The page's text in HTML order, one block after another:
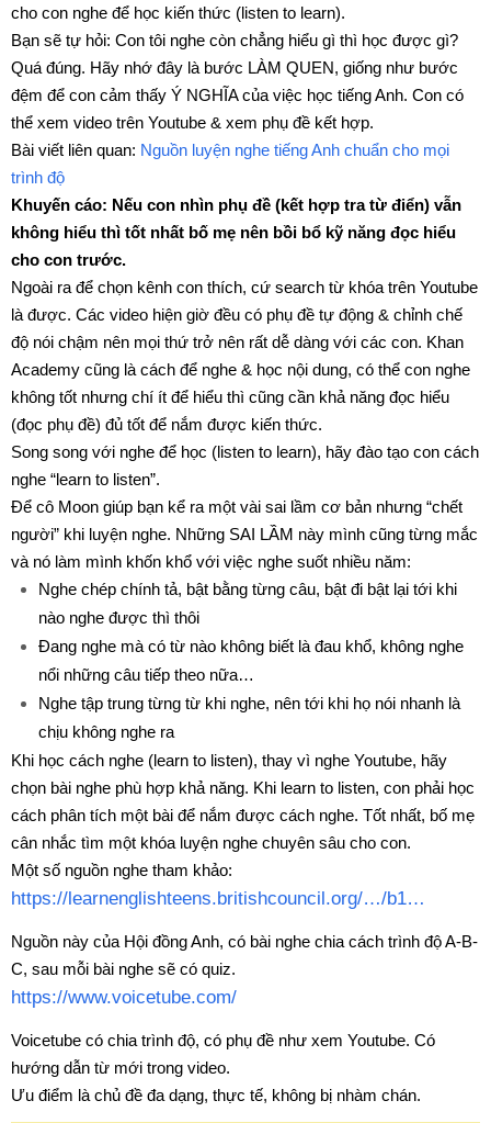
cho con nghe để học kiến thức (listen to learn).
Bạn sẽ tự hỏi: Con tôi nghe còn chẳng hiểu gì thì học được gì?
Quá đúng. Hãy nhớ đây là bước LÀM QUEN, giống như bước
đệm để con cảm thấy Ý NGHĨA của việc học tiếng Anh. Con có
thể xem video trên Youtube & xem phụ đề kết hợp.
Bài viết liên quan: Nguồn luyện nghe tiếng Anh chuẩn cho mọi
trình độ
Khuyến cáo: Nếu con nhìn phụ đề (kết hợp tra từ điển) vẫn
không hiểu thì tốt nhất bố mẹ nên bồi bổ kỹ năng đọc hiểu
cho con trước.
Ngoài ra để chọn kênh con thích, cứ search từ khóa trên Youtube
là được. Các video hiện giờ đều có phụ đề tự động & chỉnh chế
độ nói chậm nên mọi thứ trở nên rất dễ dàng với các con. Khan
Academy cũng là cách để nghe & học nội dung, có thể con nghe
không tốt nhưng chí ít để hiểu thì cũng cần khả năng đọc hiểu
(đọc phụ đề) đủ tốt để nắm được kiến thức.
Song song với nghe để học (listen to learn), hãy đào tạo con cách
nghe “learn to listen”.
Để cô Moon giúp bạn kể ra một vài sai lầm cơ bản nhưng “chết
người” khi luyện nghe. Những SAI LẦM này mình cũng từng mắc
và nó làm mình khốn khổ với việc nghe suốt nhiều năm:
Nghe chép chính tả, bật bằng từng câu, bật đi bật lại tới khi
nào nghe được thì thôi
Đang nghe mà có từ nào không biết là đau khổ, không nghe
nổi những câu tiếp theo nữa…
Nghe tập trung từng từ khi nghe, nên tới khi họ nói nhanh là
chịu không nghe ra
Khi học cách nghe (learn to listen), thay vì nghe Youtube, hãy
chọn bài nghe phù hợp khả năng. Khi learn to listen, con phải học
cách phân tích một bài để nắm được cách nghe. Tốt nhất, bố mẹ
cân nhắc tìm một khóa luyện nghe chuyên sâu cho con.
Một số nguồn nghe tham khảo:
https://learnenglishteens.britishcouncil.org/…/b1…
Nguồn này của Hội đồng Anh, có bài nghe chia cách trình độ A-B-
C, sau mỗi bài nghe sẽ có quiz.
https://www.voicetube.com/
Voicetube có chia trình độ, có phụ đề như xem Youtube. Có
hướng dẫn từ mới trong video.
Ưu điểm là chủ đề đa dạng, thực tế, không bị nhàm chán.